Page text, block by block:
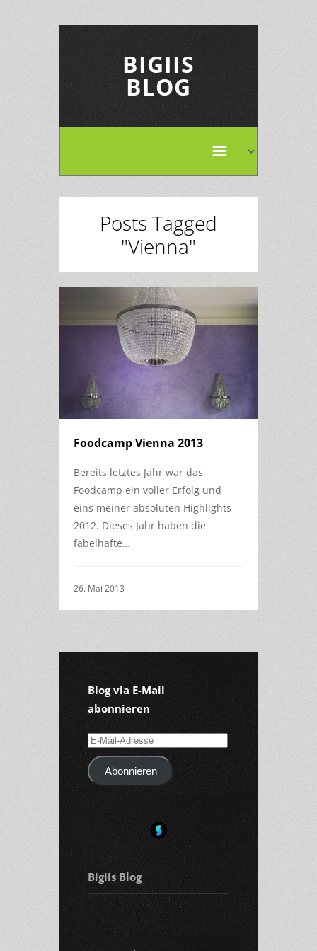
BIGIIS
BLOG
Posts Tagged
"Vienna"
Foodcamp Vienna 2013
Bereits letztes Jahr war das
Foodcamp ein voller Erfolg und
eins meiner absoluten Highlights
2012. Dieses Jahr haben die
fabelhafte…
26. Mai 2013
Blog via E-Mail
abonnieren
E-
Mail-
AdresseAbonnieren
Bigiis Blog